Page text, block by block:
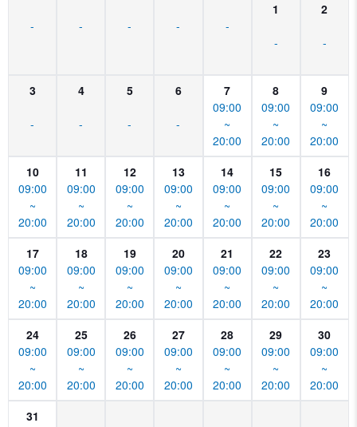
- - - - -
1
-
2
-
3
-
4
-
5
-
6
-
7
09:00
~
20:00
8
09:00
~
20:00
9
09:00
~
20:00
10
09:00
~
20:00
11
09:00
~
20:00
12
09:00
~
20:00
13
09:00
~
20:00
14
09:00
~
20:00
15
09:00
~
20:00
16
09:00
~
20:00
17
09:00
~
20:00
18
09:00
~
20:00
19
09:00
~
20:00
20
09:00
~
20:00
21
09:00
~
20:00
22
09:00
~
20:00
23
09:00
~
20:00
24
09:00
~
20:00
25
09:00
~
20:00
26
09:00
~
20:00
27
09:00
~
20:00
28
09:00
~
20:00
29
09:00
~
20:00
30
09:00
~
20:00
31